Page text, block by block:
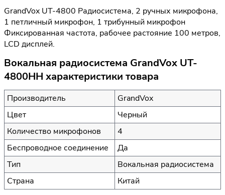
GrandVox UT-4800 Радиосистема, 2 ручных микрофона,
1 петличный микрофон, 1 трибунный микрофон
Фиксированная частота, рабочее растояние 100 метров,
LCD дисплей.
Вокальная радиосистема GrandVox UT-
4800HH характеристики товара
Производитель
GrandVox
Цвет
Черный
Количество микрофонов
4
Беспроводное соединение
Да
Тип
Вокальная радиосистема
Страна
Китай